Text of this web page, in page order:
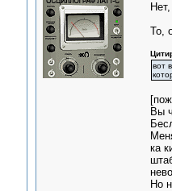
То,
вот
Вы
ка
Но